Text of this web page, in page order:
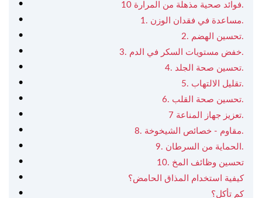
10 فوائد صحية مذهلة من المرارة.
1. مساعدة في فقدان الوزن.
2. تحسين الهضم.
3. خفض مستويات السكر في الدم.
4. تحسين صحة الجلد.
5. تقليل الالتهاب.
6. تحسين صحة القلب.
7 تعزيز جهاز المناعة.
8. مقاوم - خصائص الشيخوخة.
9. الحماية من السرطان.
10. تحسين وظائف المخ
كيفية استخدام المذاق الحامض؟
كم تأكل؟